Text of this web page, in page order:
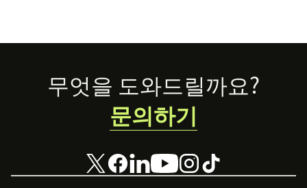
Footer무엇을 도와드릴까요?
문의하기